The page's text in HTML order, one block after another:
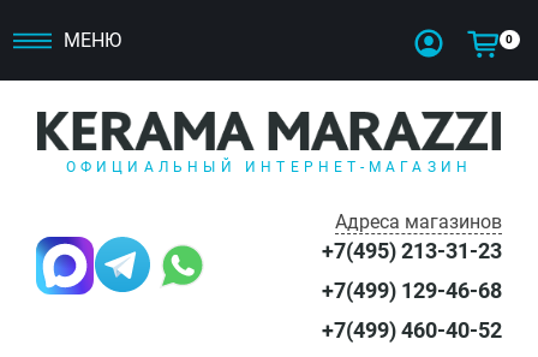
МЕНЮ 0
ОФИЦИАЛЬНЫЙ ИНТЕРНЕТ-МАГАЗИН
Адреса магазинов
+7(495) 213-31-23
+7(499) 129-46-68
+7(499) 460-40-52